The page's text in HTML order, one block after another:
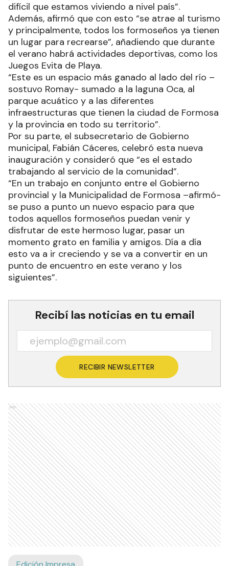
difícil que estamos viviendo a nivel país”.
Además, afirmó que con esto “se atrae al turismo
y principalmente, todos los formoseños ya tienen
un lugar para recrearse”, añadiendo que durante
el verano habrá actividades deportivas, como los
Juegos Evita de Playa.
“Este es un espacio más ganado al lado del río –
sostuvo Romay- sumado a la laguna Oca, al
parque acuático y a las diferentes
infraestructuras que tienen la ciudad de Formosa
y la provincia en todo su territorio”.
Por su parte, el subsecretario de Gobierno
municipal, Fabián Cáceres, celebró esta nueva
inauguración y consideró que “es el estado
trabajando al servicio de la comunidad”.
“En un trabajo en conjunto entre el Gobierno
provincial y la Municipalidad de Formosa –afirmó-
se puso a punto un nuevo espacio para que
todos aquellos formoseños puedan venir y
disfrutar de este hermoso lugar, pasar un
momento grato en familia y amigos. Día a día
esto va a ir creciendo y se va a convertir en un
punto de encuentro en este verano y los
siguientes”.
Recibí las noticias en tu email
RECIBIR NEWSLETTER
Ads